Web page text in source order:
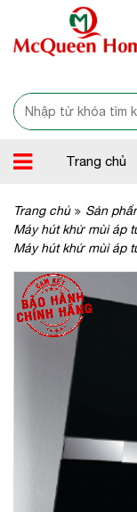
Trang chủ
Trang chủ Sản
Máy hút khử mùi áp
Máy hút khử mùi áp